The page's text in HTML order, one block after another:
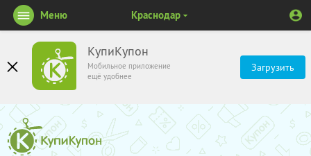
КупиКупон
Мобильное приложение
ещё удобнее
Загрузить
Меню Краснодар